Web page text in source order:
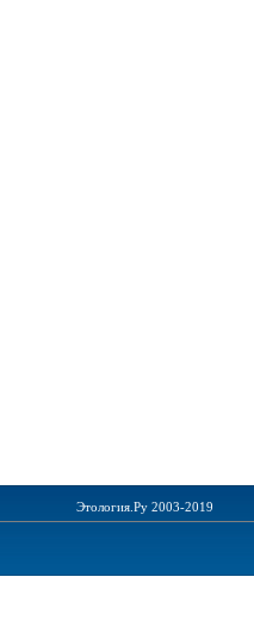
Этология.Ру 2003-2019